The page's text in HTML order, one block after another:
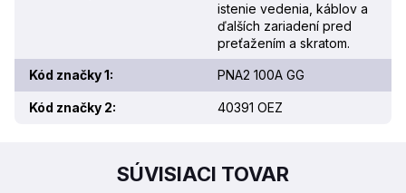
istenie vedenia, káblov a
ďalších zariadení pred
preťažením a skratom.
Kód značky 1: PNA2 100A GG
Kód značky 2: 40391 OEZ
SÚVISIACI TOVAR